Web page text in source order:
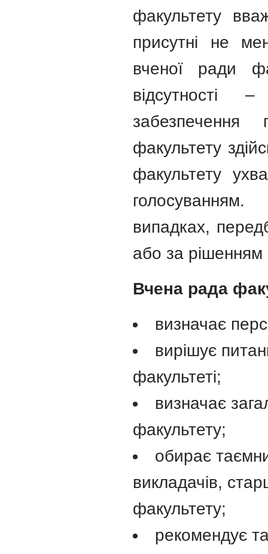
факультету
присутні не
вченої ради
відсутності
забезпечення
факультету
факультету
випадках,
або за рішенням
Вчена рада
визначає
вирішує
факультеті;
визначає
факультету;
обирає
викладачів,
факультету;
рекомендує